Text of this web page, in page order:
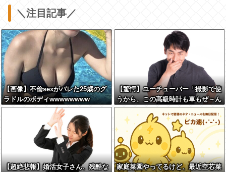
＼注目記事／
【画像】不倫sexがバレた25歳のグ
ラドルのボディwwwwwwww
【驚愕】ユーチューバー「撮影で使
うから、この高級時計も車もぜ～ん
ぶ経費でタダ！ｗ」←まさかコレ本
気にしてる奴なんておらんよな？よ
な？w w w w w w w w w w w
【超絶悲報】婚活女子さん、残酷な
家庭菜園やってるけど、最近空芯菜